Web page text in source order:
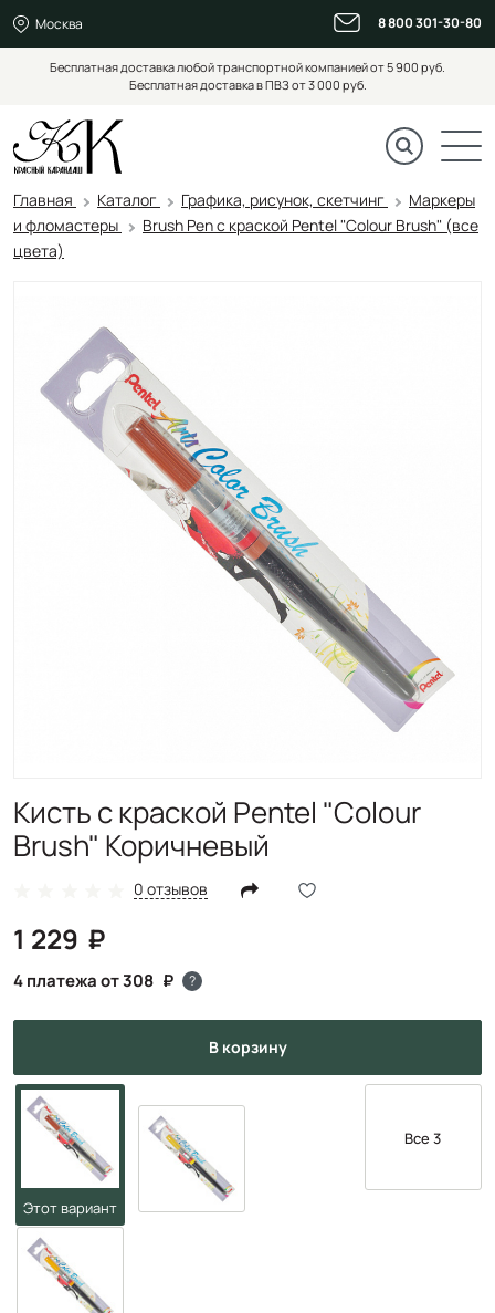
Москва 8 800 301-30-80
Бесплатная доставка любой транспортной компанией от 5 900 руб.
Бесплатная доставка в ПВЗ от 3 000 руб.
Главная Каталог Графика, рисунок, скетчинг
Маркеры
и фломастеры
Brush Pen с краской Pentel "Colour Brush" (все
цвета)
Кисть с краской Pentel "Colour
Brush" Коричневый
0 отзывов
1 229
4 платежа от 308 ?
в корзину
Все 3